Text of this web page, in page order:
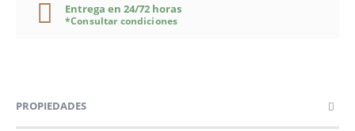
Entrega en 24/72 horas
*Consultar condiciones
PROPIEDADES